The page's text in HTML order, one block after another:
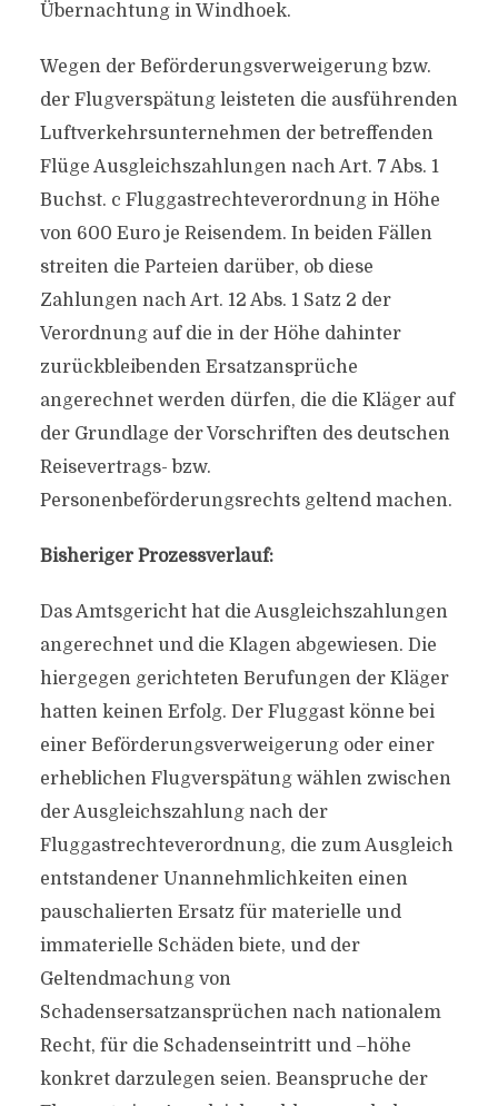
Übernachtung in Windhoek.
Wegen der Beförderungsverweigerung bzw.
der Flugverspätung leisteten die ausführenden
Luftverkehrsunternehmen der betreffenden
Flüge Ausgleichszahlungen nach Art. 7 Abs. 1
Buchst. c Fluggastrechteverordnung in Höhe
von 600 Euro je Reisendem. In beiden Fällen
streiten die Parteien darüber, ob diese
Zahlungen nach Art. 12 Abs. 1 Satz 2 der
Verordnung auf die in der Höhe dahinter
zurückbleibenden Ersatzansprüche
angerechnet werden dürfen, die die Kläger auf
der Grundlage der Vorschriften des deutschen
Reisevertrags- bzw.
Personenbeförderungsrechts geltend machen.
Bisheriger Prozessverlauf:
Das Amtsgericht hat die Ausgleichszahlungen
angerechnet und die Klagen abgewiesen. Die
hiergegen gerichteten Berufungen der Kläger
hatten keinen Erfolg. Der Fluggast könne bei
einer Beförderungsverweigerung oder einer
erheblichen Flugverspätung wählen zwischen
der Ausgleichszahlung nach der
Fluggastrechteverordnung, die zum Ausgleich
entstandener Unannehmlichkeiten einen
pauschalierten Ersatz für materielle und
immaterielle Schäden biete, und der
Geltendmachung von
Schadensersatzansprüchen nach nationalem
Recht, für die Schadenseintritt und –höhe
konkret darzulegen seien. Beanspruche der